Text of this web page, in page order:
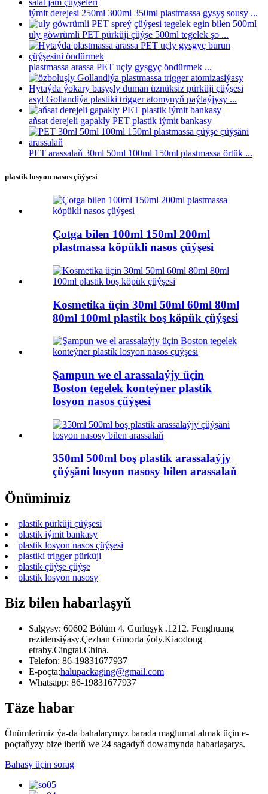
iýmit derejesi 250ml 300ml 350ml plastmassa gysyş sousy ...
uly göwrümli PET pürküji çüýşe 500ml tegelek şo ...
plastmassa arassa PET uçly gysgyç öndürmek ...
asyl Gollandiýa plastiki trigger atomynyň paýlaýjysy ...
aňsat derejeli gapakly PET plastik iýmit bankasy
PET arassalaň 30ml 50ml 100ml 150ml plastmassa örtük ...
plastik losyon nasos çüýşesi
Çotga bilen 100ml 150ml 200ml
plastmassa köpükli nasos çüýşesi
Kosmetika üçin 30ml 50ml 60ml 80ml
80ml 100ml plastik boş köpük çüýşesi
Şampun we el arassalaýjy üçin
Boston tegelek konteýner plastik
losyon nasos çüýşesi
350ml 500ml boş plastik arassalaýjy
çüýşäni losyon nasosy bilen arassalaň
Önümimiz
plastik pürküji çüýşesi
plastik iýmit bankasy
plastik losyon nasos çüýşesi
plastiki trigger pürküji
plastik çüýşe çüýşe
plastik losyon nasosy
Biz bilen habarlaşyň
Salgysy: 60602 Bölüm 4. Gurluşyk .1212. Fenghuang
rezidensiýasy.Çezhan Günorta ýoly.Kiaodong
etraby.Cingtai.China.
Telefon: 86-19831677937
E-poçta:halupackaging@gmail.com
Whatsapp: 86-19831677937
Täze habar
Önümlerimiz ýa-da bahalarymyz barada maglumat almak üçin e-
poçtaňyzy bize iberiň we 24 sagadyň dowamynda habarlaşarys.
Bahasy üçin sorag